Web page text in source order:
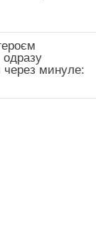
одразу
через минуле: